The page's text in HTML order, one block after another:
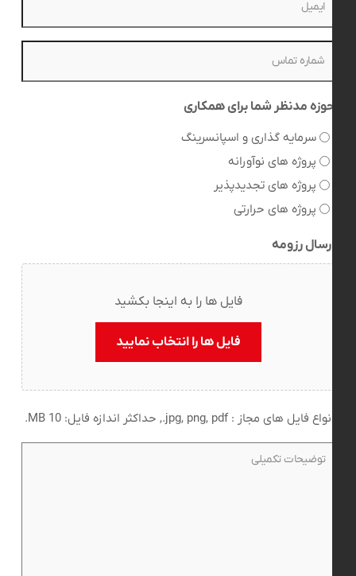
شماره
(ضروری)
حوزه مدنظر شما برای همکاری
سرمایه گذاری و اسپانسرینگ
پروژه های نوآورانه
پروژه های تجدیدپذیر
پروژه های حرارتی
ارسال رزومه
فایل ها را به اینجا بکشید
فایل ها را انتخاب نمایید
انواع فایل های مجاز : jpg, png, pdf., حداکثر اندازه فایل: 10 MB.
توضیحات